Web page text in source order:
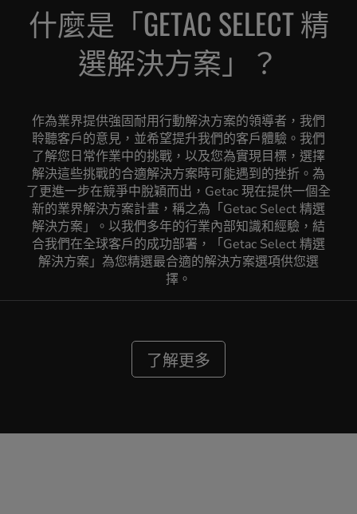
什麼是「GETAC SELECT 精
選解決方案」？
作為業界提供強固耐用行動解決方案的領導者，我們
聆聽客戶的意見，並希望提升我們的客戶體驗。我們
了解您日常作業中的挑戰，以及您為實現目標，選擇
解決這些挑戰的合適解決方案時可能遇到的挫折。為
了更進一步在競爭中脫穎而出，Getac 現在提供一個全
新的業界解決方案計畫，稱之為「Getac Select 精選
解決方案」。以我們多年的行業內部知識和經驗，結
合我們在全球客戶的成功部署，「Getac Select 精選
解決方案」為您精選最合適的解決方案選項供您選
擇。
了解更多